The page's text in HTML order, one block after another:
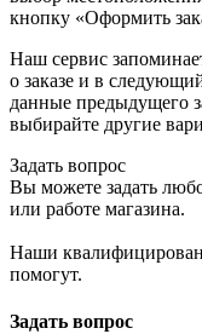
кнопку «Оформить
Наш сервис
о заказе и в
данные предыдущего
выбирайте другие
Задать вопрос
Вы можете задать
или работе магазина.
Наши
помогут.
Задать вопрос